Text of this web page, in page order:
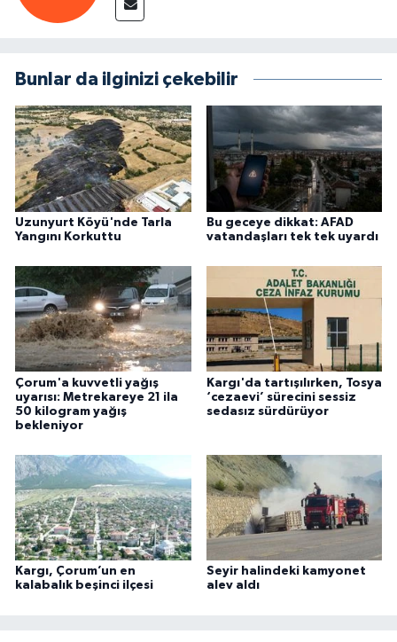
Bunlar da ilginizi çekebilir
Uzunyurt Köyü'nde Tarla
Yangını Korkuttu
Bu geceye dikkat: AFAD
vatandaşları tek tek uyardı
Çorum'a kuvvetli yağış
uyarısı: Metrekareye 21 ila
50 kilogram yağış
bekleniyor
Kargı'da tartışılırken, Tosya
‘cezaevi’ sürecini sessiz
sedasız sürdürüyor
Kargı, Çorum’un en
kalabalık beşinci ilçesi
Seyir halindeki kamyonet
alev aldı